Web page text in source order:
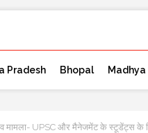
Pradesh Bhopal Madhya
मामला- UPSC और मैनेजमेंट के स्टूडेंट्स के